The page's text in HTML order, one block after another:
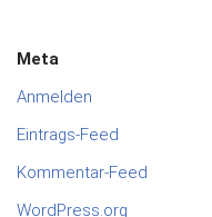
Meta
Anmelden
Eintrags-Feed
Kommentar-Feed
WordPress.org